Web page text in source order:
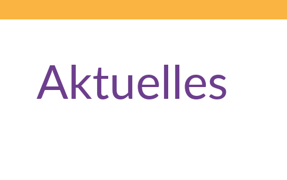
Aktuelles